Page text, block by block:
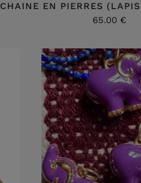
CHAINE EN PIERRES
65.00 €